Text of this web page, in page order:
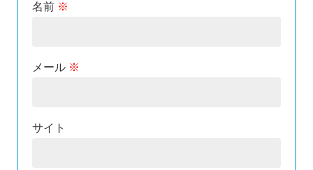
名前 ※
メール ※
サイト